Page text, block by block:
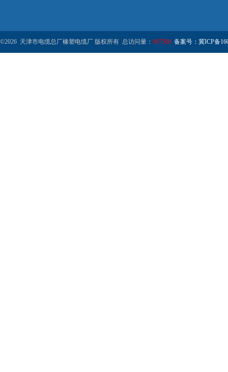
©2026 天津市电缆总厂橡塑电缆厂 版权所有 总访问量： 967508 备案号：冀ICP备